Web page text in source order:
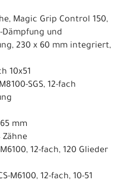
Magic Grip Control 150,
und
230 x 60 mm integriert,
10x51
SGS, 12-fach
mm
Zähne
12-fach, 120 Glieder
M6100, 12-fach, 10-51